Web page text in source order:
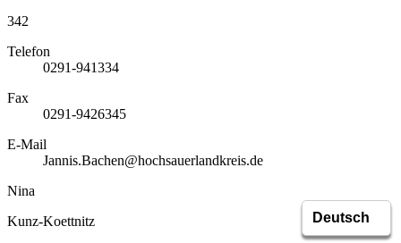
342
Telefon
0291-941334
Fax
0291-9426345
E-Mail
Jannis.Bachen@hochsauerlandkreis.de
Nina
Kunz-Koettnitz